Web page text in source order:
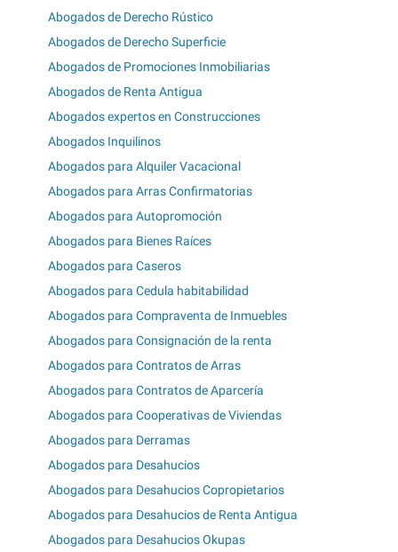
Abogados de Derecho Rústico
Abogados de Derecho Superficie
Abogados de Promociones Inmobiliarias
Abogados de Renta Antigua
Abogados expertos en Construcciones
Abogados Inquilinos
Abogados para Alquiler Vacacional
Abogados para Arras Confirmatorias
Abogados para Autopromoción
Abogados para Bienes Raíces
Abogados para Caseros
Abogados para Cedula habitabilidad
Abogados para Compraventa de Inmuebles
Abogados para Consignación de la renta
Abogados para Contratos de Arras
Abogados para Contratos de Aparcería
Abogados para Cooperativas de Viviendas
Abogados para Derramas
Abogados para Desahucios
Abogados para Desahucios Copropietarios
Abogados para Desahucios de Renta Antigua
Abogados para Desahucios Okupas